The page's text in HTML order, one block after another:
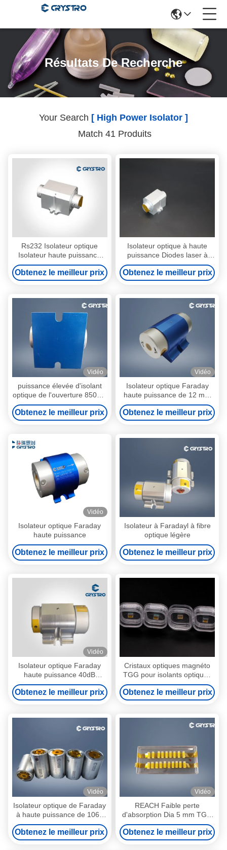
Résultats De Recherche
Your Search [ High Power Isolator ]
Match 41 Produits
Rs232 Isolateur optique
Isolateur haute puissance
personnalisé 1064nm
Polarisation dépendante
Obtenez le meilleur prix
Isolateur optique à haute
puissance Diodes laser à
lumière polarisée Précision
de petite taille
Obtenez le meilleur prix
Vidéo
puissance élevée d'isolant
optique de l'ouverture 850nm
Faraday de 12mm
Obtenez le meilleur prix
Vidéo
Isolateur optique Faraday
haute puissance de 12 mm
d'ouverture 850 nm
Obtenez le meilleur prix
Vidéo
Isolateur optique Faraday
haute puissance
Obtenez le meilleur prix
Isolateur à Faradayl à fibre
optique légère
Obtenez le meilleur prix
Vidéo
Isolateur optique Faraday
haute puissance 40dB
780nm
Obtenez le meilleur prix
Cristaux optiques magnéto
TGG pour isolants optiques
de haute puissance
Obtenez le meilleur prix
Vidéo
Isolateur optique de Faraday
à haute puissance de 1064
nm
Obtenez le meilleur prix
Vidéo
REACH Faible perte
d'absorption Dia 5 mm TGG
Barre haute puissance
Obtenez le meilleur prix